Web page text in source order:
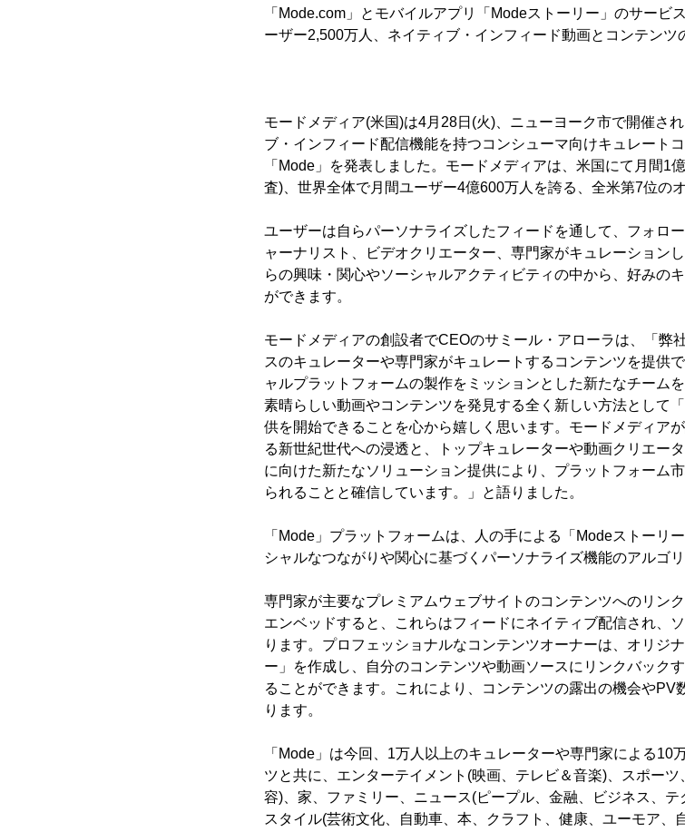
「Mode.com」とモバイルアプリ「Modeストーリー」のサー
ーザー2,500万人、ネイティブ・インフィード動画とコンテンツ
モードメディア(米国)は4月28日(火)、ニューヨーク市で開催さ
ブ・インフィード配信機能を持つコンシューマ向けキュレート
「Mode」を発表しました。モードメディアは、米国にて月間1
査)、世界全体で月間ユーザー4億600万人を誇る、全米第7位の
ユーザーは自らパーソナライズしたフィードを通して、フォロ
ャーナリスト、ビデオクリエーター、専門家がキュレーション
らの興味・関心やソーシャルアクティビティの中から、好みの
ができます。
モードメディアの創設者でCEOのサミール・アローラは、「弊
スのキュレーターや専門家がキュレートするコンテンツを提供
ャルプラットフォームの製作をミッションとした新たなチーム
素晴らしい動画やコンテンツを発見する全く新しい方法として
供を開始できることを心から嬉しく思います。モードメディア
る新世紀世代への浸透と、トップキュレーターや動画クリエー
に向けた新たなソリューション提供により、プラットフォーム
られることと確信しています。」と語りました。
「Mode」プラットフォームは、人の手による「Modeストーリ
シャルなつながりや関心に基づくパーソナライズ機能のアルゴ
専門家が主要なプレミアムウェブサイトのコンテンツへのリン
エンベッドすると、これらはフィードにネイティブ配信され、
ります。プロフェッショナルなコンテンツオーナーは、オリジ
ー」を作成し、自分のコンテンツや動画ソースにリンクバック
ることができます。これにより、コンテンツの露出の機会やPV
ります。
「Mode」は今回、1万人以上のキュレーターや専門家による10
ツと共に、エンターテイメント(映画、テレビ＆音楽)、スポー
容)、家、ファミリー、ニュース(ピープル、金融、ビジネス、
スタイル(芸術文化、自動車、本、クラフト、健康、ユーモア、